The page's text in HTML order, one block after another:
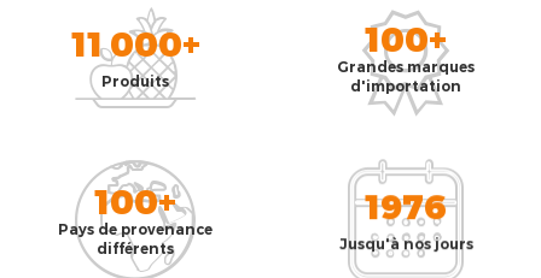
11 000+
Produits
100+
Grandes marques
d'importation
100+
Pays de provenance
différents
1976
Jusqu'à nos jours